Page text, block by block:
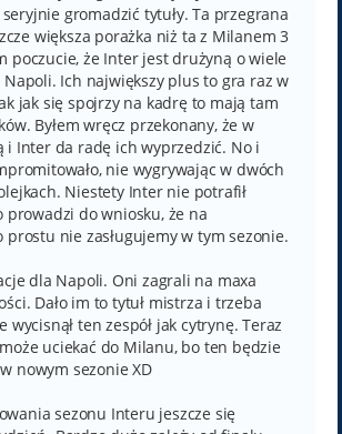
gromadzić tytuły. Ta przegrana
większa porażka niż ta z Milanem 3
poczucie, że Inter jest drużyną o wiele
Ich największy plus to gra raz w
jak się spojrzy na kadrę to mają tam
Byłem wręcz przekonany, że w
i Inter da radę ich wyprzedzić. No i
nie wygrywając w dwóch
Niestety Inter nie potrafił
prowadzi do wniosku, że na
prostu nie zasługujemy w tym sezonie.
dla Napoli. Oni zagrali na maxa
Dało im to tytuł mistrza i trzeba
wycisnął ten zespół jak cytrynę. Teraz
uciekać do Milanu, bo ten będzie
nowym sezonie XD
sezonu Interu jeszcze się